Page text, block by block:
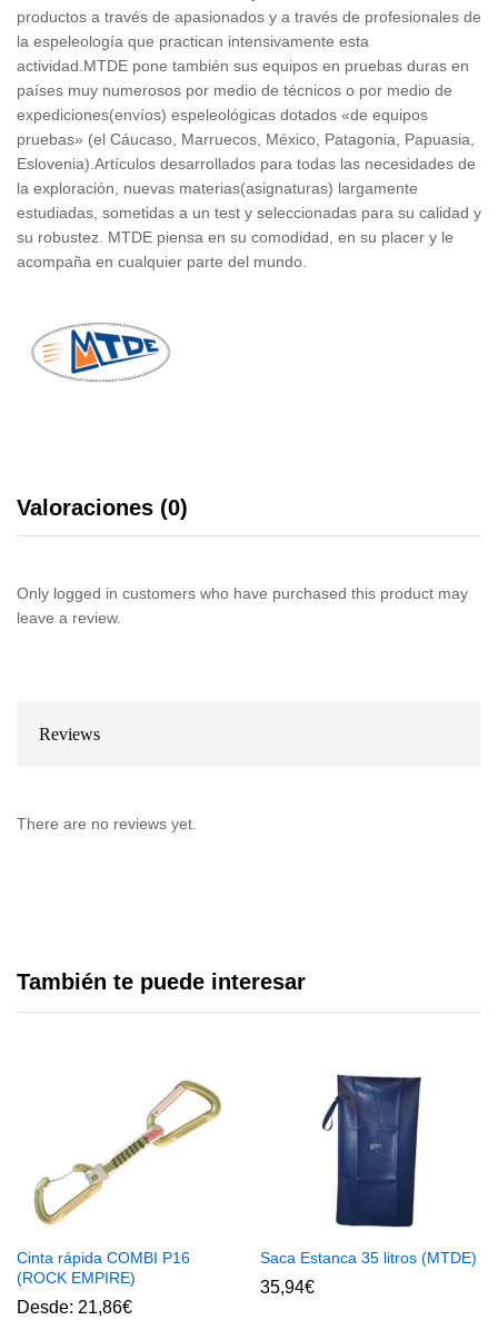
productos a través de apasionados y a través de profesionales de
la espeleología que practican intensivamente esta
actividad.MTDE pone también sus equipos en pruebas duras en
países muy numerosos por medio de técnicos o por medio de
expediciones(envíos) espeleológicas dotados «de equipos
pruebas» (el Cáucaso, Marruecos, México, Patagonia, Papuasia,
Eslovenia).Artículos desarrollados para todas las necesidades de
la exploración, nuevas materias(asignaturas) largamente
estudiadas, sometidas a un test y seleccionadas para su calidad y
su robustez. MTDE piensa en su comodidad, en su placer y le
acompaña en cualquier parte del mundo.
Valoraciones (0)
Only logged in customers who have purchased this product may
leave a review.
Reviews
There are no reviews yet.
También te puede interesar
Cinta rápida COMBI P16
(ROCK EMPIRE)
Desde: 21,86€
Saca Estanca 35 litros (MTDE)
35,94€